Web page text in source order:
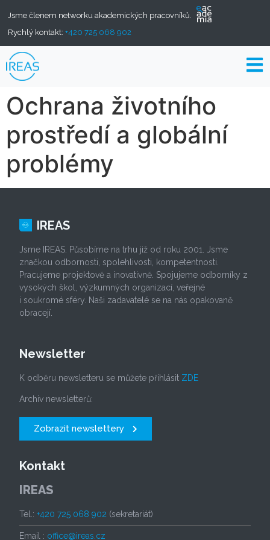
Jsme členem networku akademických pracovníků.
Rychlý kontakt: +420 725 068 902
Ochrana životního
prostředí a globální
problémy
IREAS
Jsme IREAS. Působíme na trhu již od roku 2001. Jsme
značkou odbornosti, spolehlivosti, kompetentnosti.
Pracujeme projektově a inovativně. Spojujeme odborníky z
vysokých škol, výzkumných organizací, veřejné
i soukromé sféry. Naši zadavatelé se na nás opakovaně
obracejí.
Newsletter
K odběru newsletteru se můžete přihlásit ZDE
Archiv newsletterů:
Zobrazit newslettery
Kontakt
IREAS
Tel.: +420 725 068 902 (sekretariát)
Email : office@ireas.cz